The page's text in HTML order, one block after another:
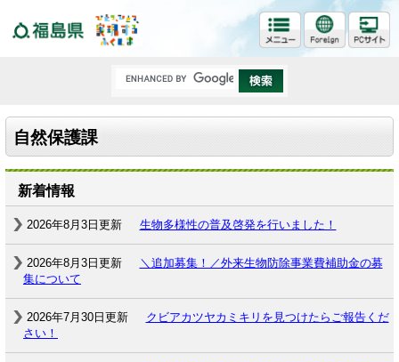
自然保護課
新着情報
2026年8月3日更新 生物多様性の普及啓発を行いました！
2026年8月3日更新
＼追加募集！／外来生物防除事業費補助金の募
集について
2026年7月30日更新
クビアカツヤカミキリを見つけたらご報告くだ
さい！